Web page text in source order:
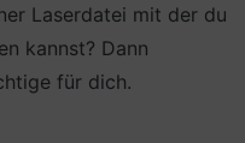
Laserdatei mit der du
kannst? Dann
für dich.